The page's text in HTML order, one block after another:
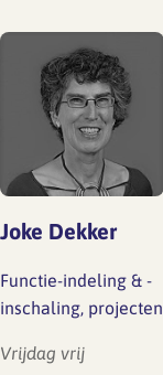
Joke Dekker
Functie-indeling & -
inschaling, projecten
Vrijdag vrij